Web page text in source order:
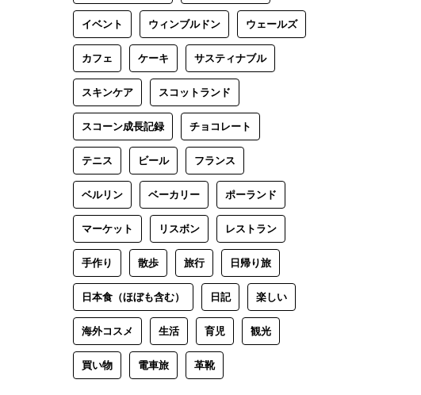
イベント ウィンブルドン ウェールズ
カフェ ケーキ サスティナブル
スキンケア スコットランド
スコーン成長記録 チョコレート
テニス ビール フランス
ベルリン ベーカリー ポーランド
マーケット リスボン レストラン
手作り 散歩 旅行 日帰り旅
日本食（ほぼも含む） 日記 楽しい
海外コスメ 生活 育児 観光
買い物 電車旅 革靴